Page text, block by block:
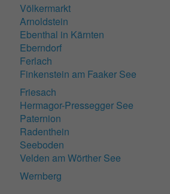
Völkermarkt
Arnoldstein
Ebenthal in Kärnten
Eberndorf
Ferlach
Finkenstein am Faaker See
Friesach
Hermagor-Pressegger See
Paternion
Radenthein
Seeboden
Velden am Wörther See
Wernberg